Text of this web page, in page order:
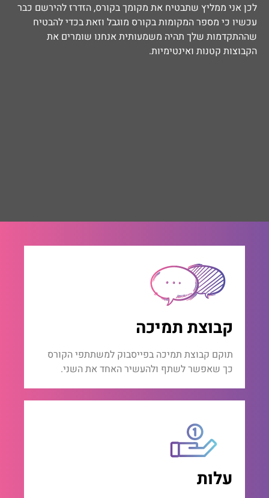
לכן אני ממליץ שתבטיח את מקומך בקורס, הזדרז להירשם כבר
עכשיו כי מספר המקומות בקורס מוגבל וזאת בכדי להבטיח
שההתקדמות שלך תהיה משמעותית אנחנו שומרים את
הקבוצות קטנות ואינטימיות.
קבוצת תמיכה
תוקם קבוצת תמיכה בפייסבוק למשתתפי הקורס
כך שאפשר לשתף ולהעשיר האחד את השני.
עלות